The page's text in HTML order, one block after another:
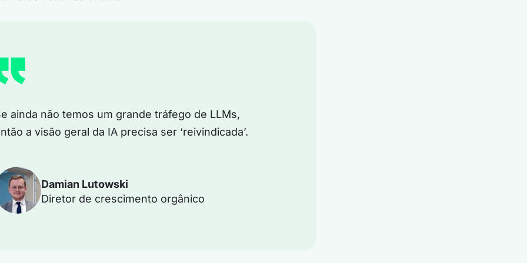
ainda não temos um grande tráfego de LLMs,
a visão geral da IA precisa ser ‘reivindicada’.
Damian Lutowski
Diretor de crescimento orgânico